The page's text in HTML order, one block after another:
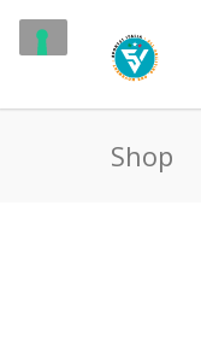
Shop